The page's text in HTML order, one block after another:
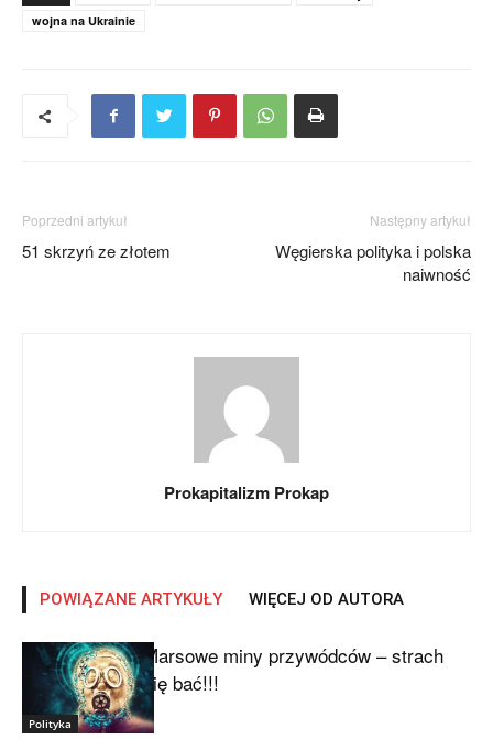
wojna na Ukrainie
Poprzedni artykuł
51 skrzyń ze złotem
Następny artykuł
Węgierska polityka i polska
naiwność
Prokapitalizm Prokap
POWIĄZANE ARTYKUŁY WIĘCEJ OD AUTORA
Polityka
Marsowe miny przywódców – strach
się bać!!!